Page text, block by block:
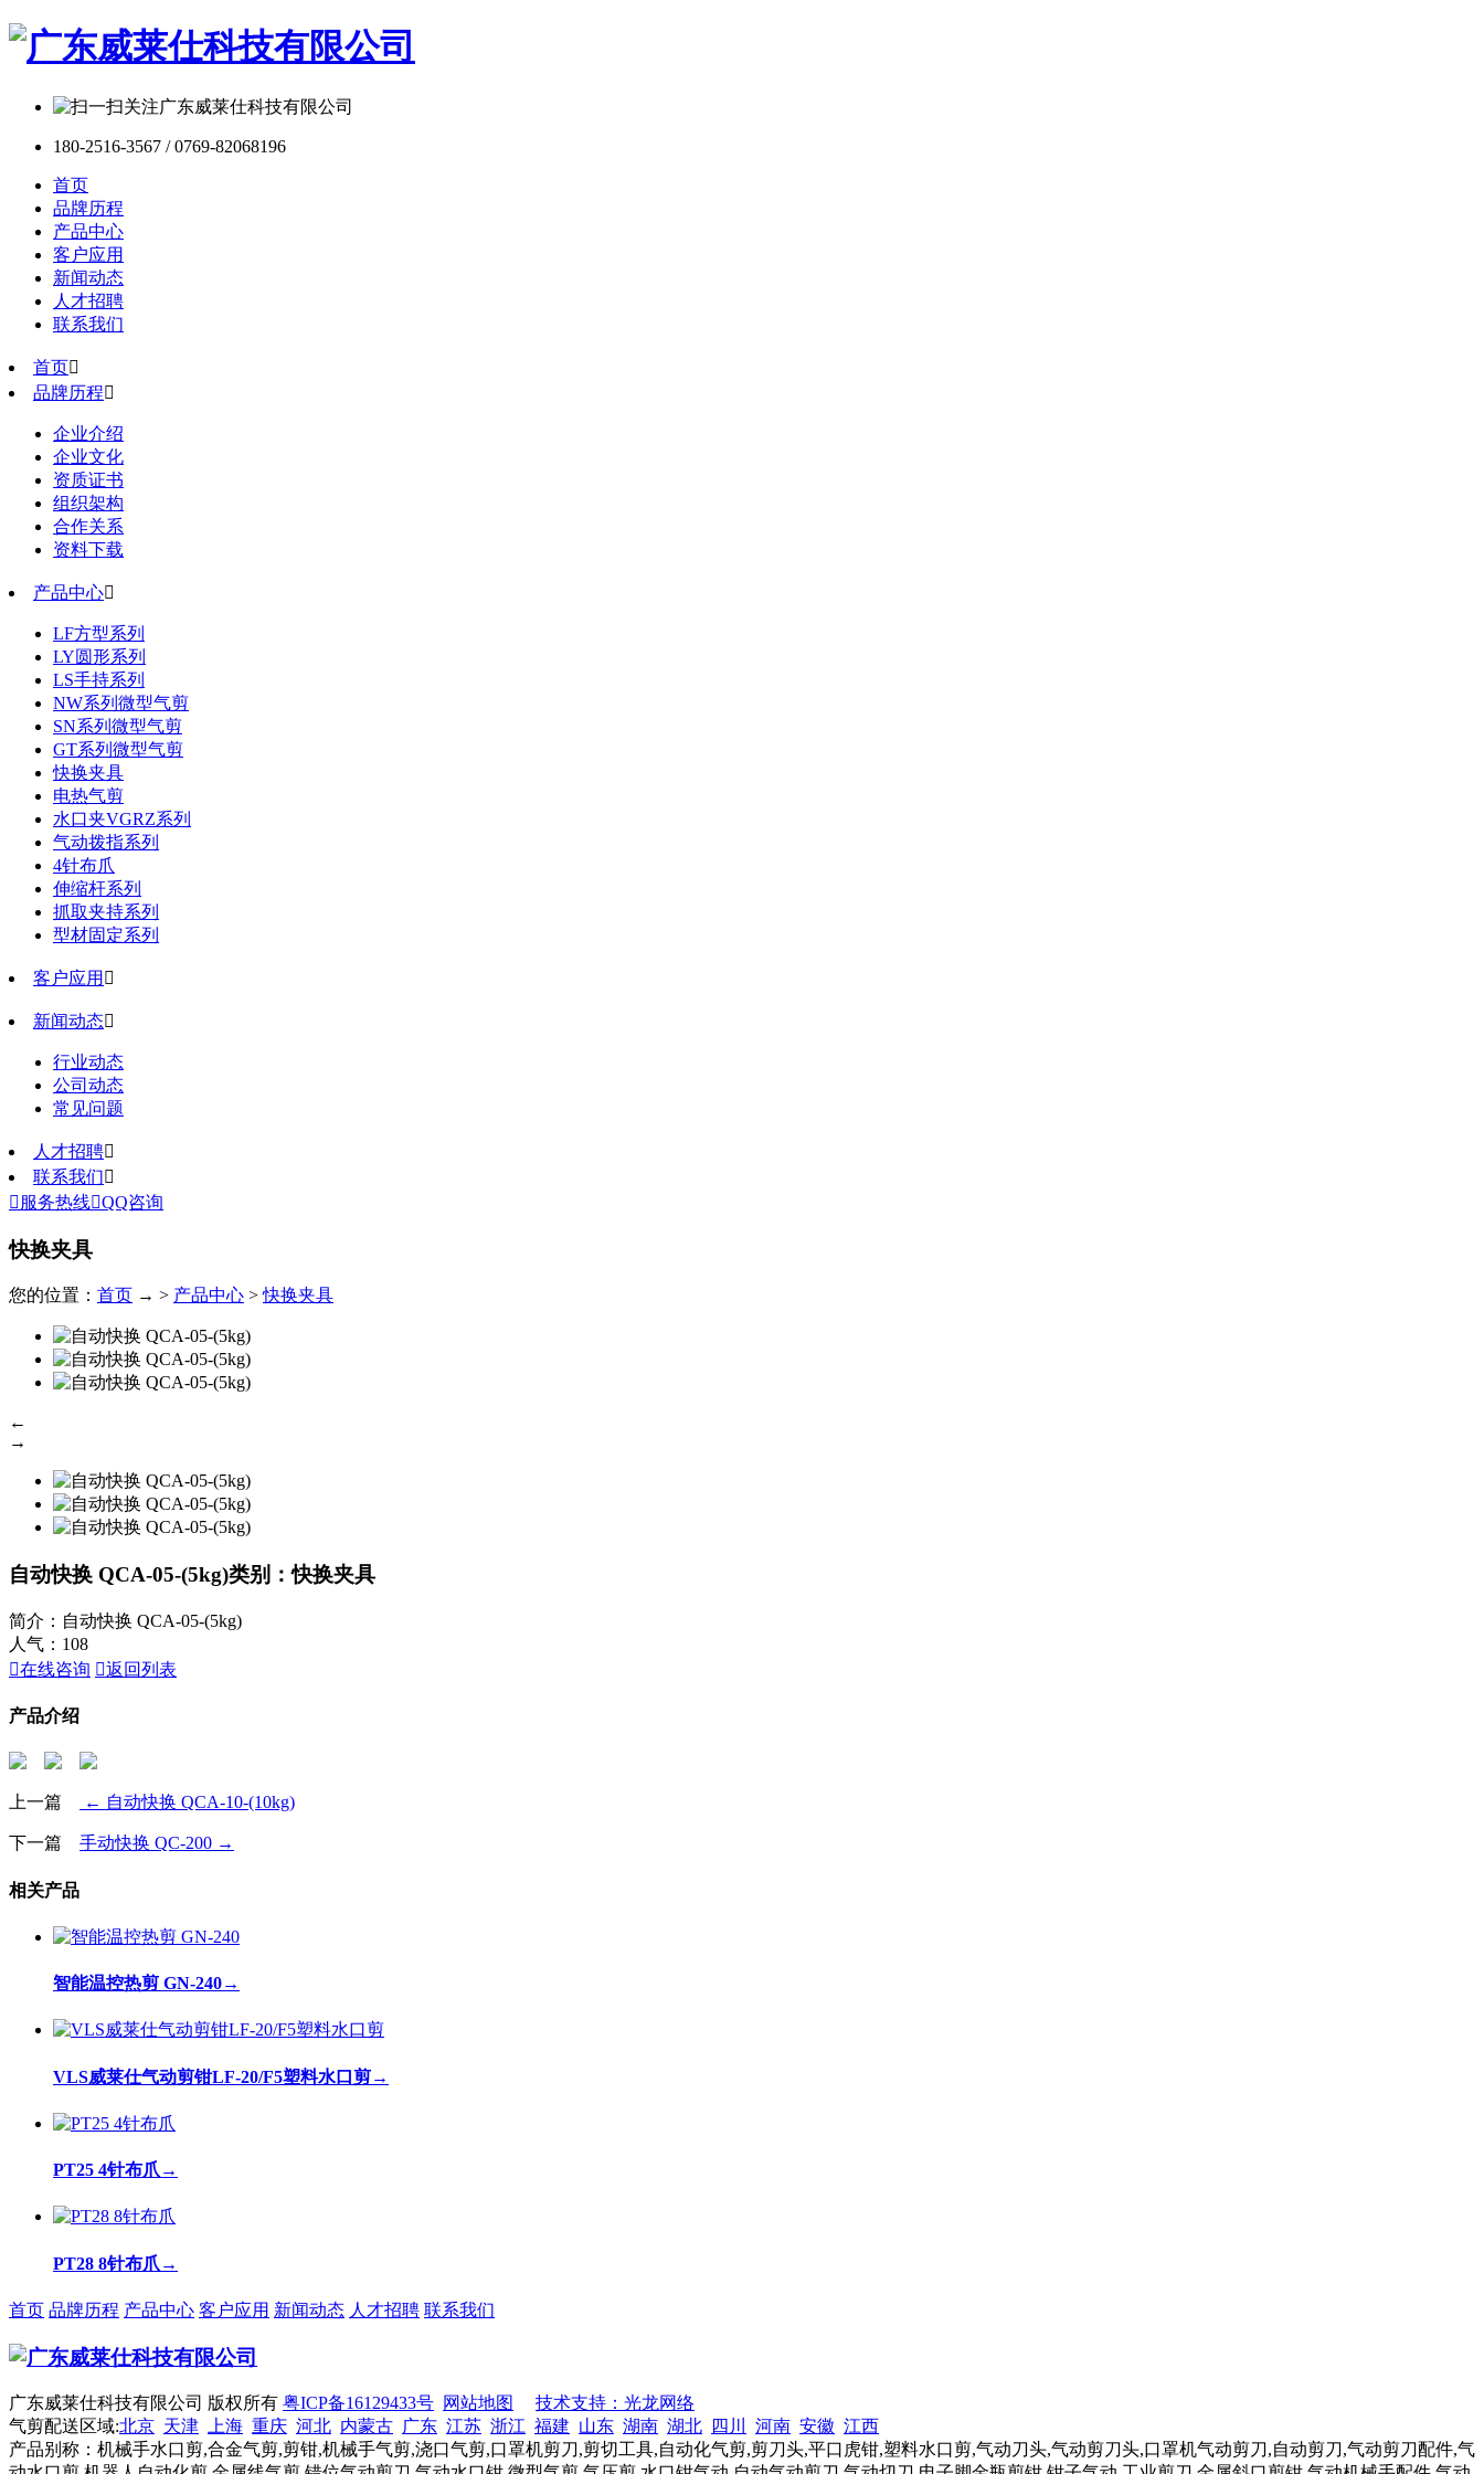
180-2516-3567 / 0769-82068196
首页
品牌历程
产品中心
客户应用
新闻动态
人才招聘
联系我们
首页
品牌历程
企业介绍
企业文化
资质证书
组织架构
合作关系
资料下载
产品中心
LF方型系列
LY圆形系列
LS手持系列
NW系列微型气剪
SN系列微型气剪
GT系列微型气剪
快换夹具
电热气剪
水口夹VGRZ系列
气动拨指系列
4针布爪
伸缩杆系列
抓取夹持系列
型材固定系列
客户应用 
新闻动态
行业动态
公司动态
常见问题
人才招聘
联系我们
 服务热线QQ咨询
快换夹具
您的位置： 首页 → > 产品中心 >快换夹具
←
→
自动快换 QCA-05-(5kg)类别：快换夹具
简介：自动快换 QCA-05-(5kg)
人气： 108
在线咨询 返回列表
产品介绍
上一篇 ← 自动快换 QCA-10-(10kg)
下一篇 手动快换 QC-200 →
相关产品
智能温控热剪 GN-240→
VLS威莱仕气动剪钳LF-20/F5塑料水口剪→
PT25 4针布爪 →
PT28 8针布爪 →
首页 品牌历程 产品中心 客户应用 新闻动态 人才招聘 联系我们
广东威莱仕科技有限公司 版权所有 粤ICP备16129433号 网站地图
技术支持：光龙网络
气剪配送区域:北京 天津 上海 重庆 河北 内蒙古 广东 江苏 浙江 福建 山东 湖南 湖北 四川 河南 安徽 江西
产品别称：机械手水口剪,合金气剪,剪钳,机械手气剪,浇口气剪,口罩机剪刀,剪切工具,自动化气剪,剪刀头,平口虎钳,塑料水口剪,气动刀头,气动剪刀头,口罩机气动剪刀,自动剪刀,气动剪刀配件,气